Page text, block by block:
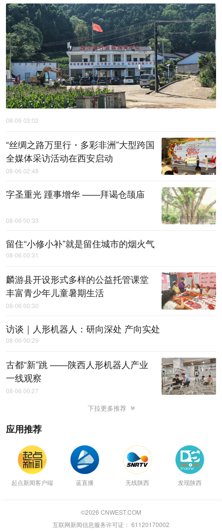
08-06 03:02
“丝绸之路万里行・多彩非洲”大型跨国
全媒体采访活动在西安启动
08-06 02:48
字圣重光 踵事增华 ——拜谒仓颉庙
08-06 00:33
留住“小修小补”就是留住城市的烟火气
08-06 00:31
麟游县开设形式多样的公益托管课堂
丰富青少年儿童暑期生活
08-06 00:30
访谈｜人形机器人：研向深处 产向实处
08-06 00:29
古都“新”跳 ——陕西人形机器人产业
一线观察
08-06 00:27
下拉更多推荐
应用推荐
起点新闻客户端 蓝直播 无线陕西 发现陕西
©2026 CNWEST.COM
互联网新闻信息服务许可证： 61120170002